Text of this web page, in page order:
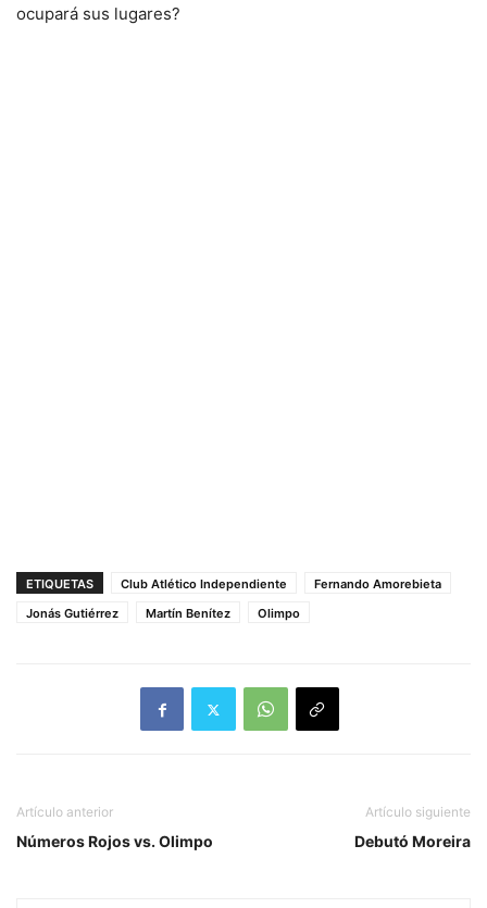
ocupará sus lugares?
ETIQUETAS Club Atlético Independiente
Fernando Amorebieta
Jonás Gutiérrez
Martín Benítez Olimpo
Artículo anterior
Números Rojos vs. Olimpo
Artículo siguiente
Debutó Moreira